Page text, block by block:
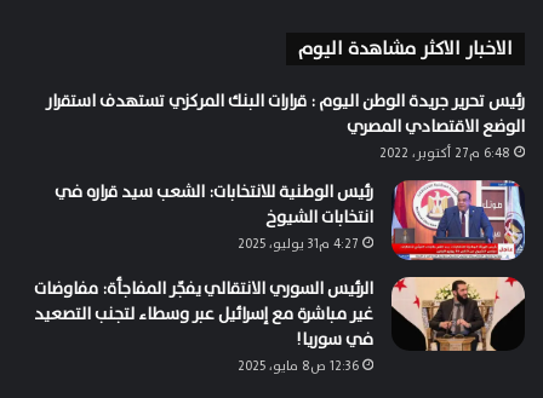
الاخبار الاكثر مشاهدة اليوم
رئيس تحرير جريدة الوطن اليوم : قرارات البنك المركزي تستهدف استقرار
الوضع الاقتصادي المصري
6:48 م27 أكتوبر، 2022
رئيس الوطنية للانتخابات: الشعب سيد قراره في
انتخابات الشيوخ
4:27 م31 يوليو، 2025
الرئيس السوري الانتقالي يفجّر المفاجأة: مفاوضات
غير مباشرة مع إسرائيل عبر وسطاء لتجنب التصعيد
في سوريا!
12:36 ص8 مايو، 2025